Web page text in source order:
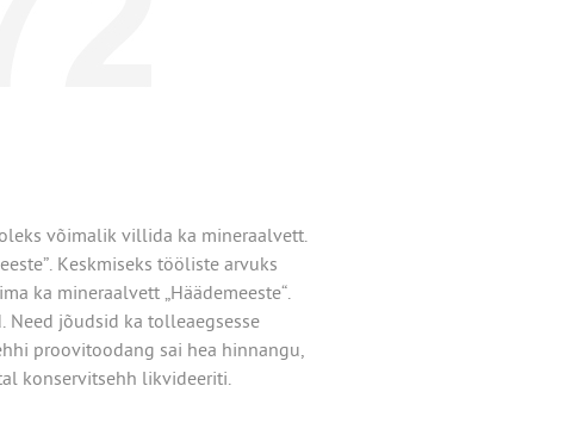
võimalik villida ka mineraalvett.
Keskmiseks tööliste arvuks
ka mineraalvett „Häädemeeste“.
jõudsid ka tolleaegsesse
proovitoodang sai hea hinnangu,
konservitsehh likvideeriti.